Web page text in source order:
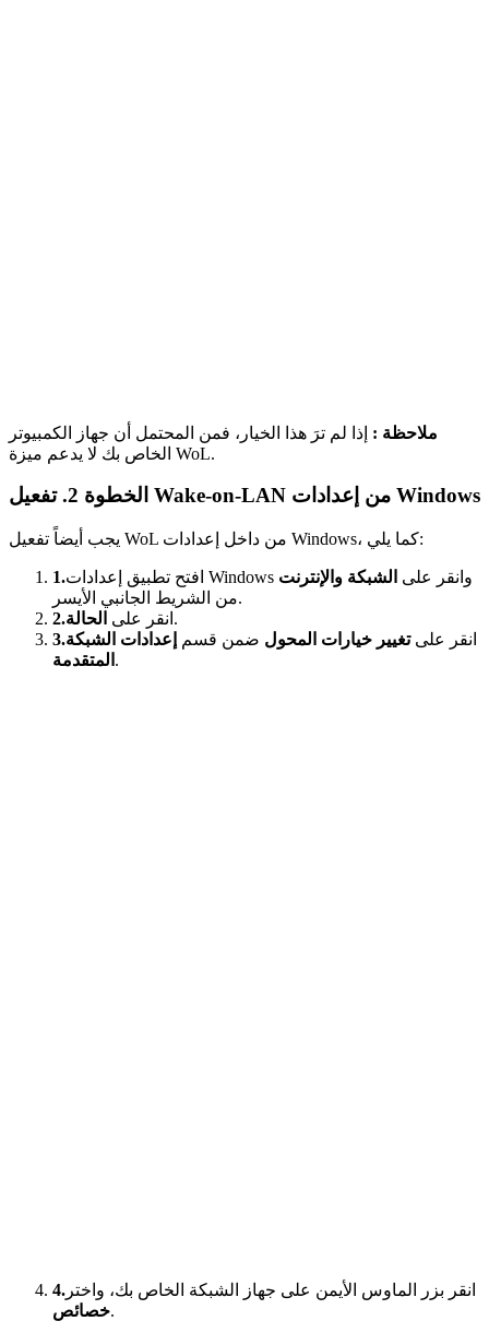
ملاحظة : إذا لم ترَ هذا الخيار، فمن المحتمل أن جهاز الكمبيوتر
الخاص بك لا يدعم ميزة WoL.
الخطوة 2. تفعيل Wake-on-LAN من إعدادات Windows
يجب أيضاً تفعيل WoL من داخل إعدادات Windows، كما يلي:
1. افتح تطبيق إعدادات Windows وانقر على الشبكة والإنترنت
من الشريط الجانبي الأيسر.
2.
انقر على الحالة
.
3.
انقر علىتغيير خيارات المحول ضمن قسم
إعدادات الشبكة
المتقدمة .
4. انقر بزر الماوس الأيمن على جهاز الشبكة الخاص بك، واختر
خصائص.